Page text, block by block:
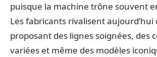
puisque la machine trône souvent
Les fabricants rivalisent aujourd’hui
proposant des lignes soignées, des
variées et même des modèles